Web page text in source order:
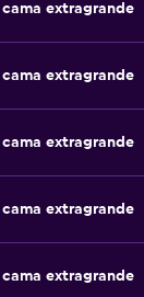
extragrande
extragrande
extragrande
extragrande
extragrande